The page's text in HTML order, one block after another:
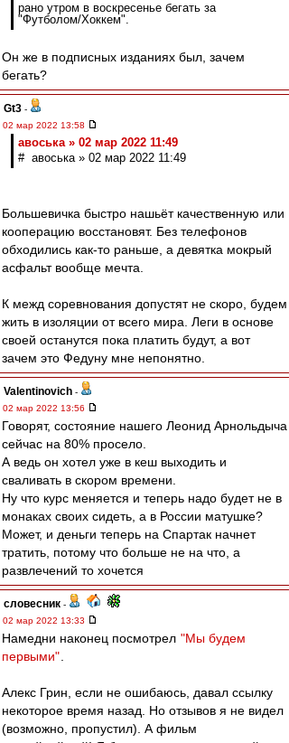
рано утром в воскресенье бегать за
"Футболом/Хоккем".
Он же в подписных изданиях был, зачем
бегать?
Gt3 -
02 мар 2022 13:58
авоська » 02 мар 2022 11:49
# авоська » 02 мар 2022 11:49
Большевичка быстро нашьёт качественную или
кооперацию восстановят. Без телефонов
обходились как-то раньше, а девятка мокрый
асфальт вообще мечта.
К межд соревнования допустят не скоро, будем
жить в изоляции от всего мира. Леги в основе
своей останутся пока платить будут, а вот
зачем это Федуну мне непонятно.
Valentinovich -
02 мар 2022 13:56
Говорят, состояние нашего Леонид Арнольдыча
сейчас на 80% просело.
А ведь он хотел уже в кеш выходить и
сваливать в скором времени.
Ну что курс меняется и теперь надо будет не в
монаках своих сидеть, а в России матушке?
Может, и деньги теперь на Спартак начнет
тратить, потому что больше не на что, а
развлечений то хочется
словесник -
02 мар 2022 13:33
Намедни наконец посмотрел "Мы будем
первыми"
Алекс Грин, если не ошибаюсь, давал ссылку
некоторое время назад. Но отзывов я не видел
(возможно, пропустил). А фильм